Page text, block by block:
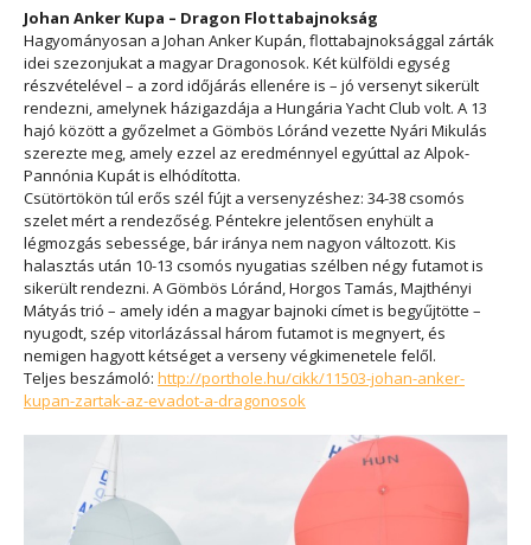
Johan Anker Kupa – Dragon Flottabajnokság
Hagyományosan a Johan Anker Kupán, flottabajnoksággal zárták
idei szezonjukat a magyar Dragonosok. Két külföldi egység
részvételével – a zord időjárás ellenére is – jó versenyt sikerült
rendezni, amelynek házigazdája a Hungária Yacht Club volt. A 13
hajó között a győzelmet a Gömbös Lóránd vezette Nyári Mikulás
szerezte meg, amely ezzel az eredménnyel egyúttal az Alpok-
Pannónia Kupát is elhódította.
Csütörtökön túl erős szél fújt a versenyzéshez: 34-38 csomós
szelet mért a rendezőség. Péntekre jelentősen enyhült a
légmozgás sebessége, bár iránya nem nagyon változott. Kis
halasztás után 10-13 csomós nyugatias szélben négy futamot is
sikerült rendezni. A Gömbös Lóránd, Horgos Tamás, Majthényi
Mátyás trió – amely idén a magyar bajnoki címet is begyűjtötte –
nyugodt, szép vitorlázással három futamot is megnyert, és
nemigen hagyott kétséget a verseny végkimenetele felől.
Teljes beszámoló: http://porthole.hu/cikk/11503-johan-anker-
kupan-zartak-az-evadot-a-dragonosok